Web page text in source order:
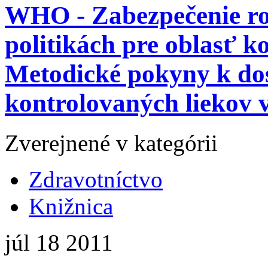
WHO - Zabezpečenie
politikách pre oblasť
Metodické pokyny k
kontrolovaných liekov
Zverejnené v kategórii
Zdravotníctvo
Knižnica
júl 18 2011